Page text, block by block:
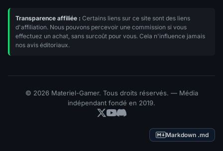
Transparence affiliée : Certains liens sur ce site sont des liens
d'affiliation. Nous pouvons percevoir une commission si vous
effectuez un achat, sans surcoût pour vous. Cela n'influence jamais
nos avis éditoriaux.
© 2026 Materiel-Gamer. Tous droits réservés. — Média
indépendant fondé en 2019.
Markdown .md